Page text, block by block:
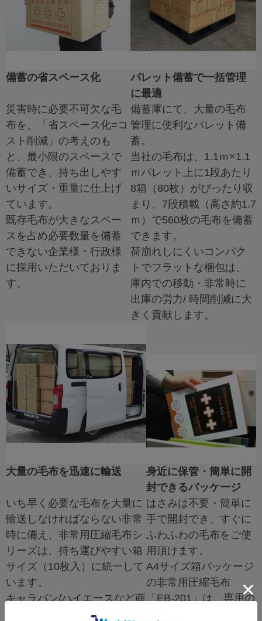
備蓄の省スペース化
パレット備蓄で一括管理
に最適
災害時に必要不可欠な毛
布を、「省スペース化=コ
スト削減」の考えのも
と、最小限のスペースで
備蓄でき、持ち出しやす
いサイズ・重量に仕上げ
ています。
既存毛布が大きなスペー
スを占め必要数量を備蓄
できない企業様・行政様
に採用いただいておりま
す。
備蓄庫にて、大量の毛布
管理に便利なパレット備
蓄。
当社の毛布は、1.1ｍ×1.1
ｍパレット上に1段あたり
8箱（80枚）がぴったり収
まり、7段積載（高さ約1.7
ｍ）で560枚の毛布を備蓄
できます。
荷崩れしにくいコンパク
トでフラットな梱包は、
庫内での移動・非常時に
出庫の労力/ 時間削減に大
きく貢献します。
大量の毛布を迅速に輸送
身近に保管・簡単に開
封できるパッケージ
いち早く必要な毛布を大量に
輸送しなければならない非常
時に備え、非常用圧縮毛布シ
リーズは、持ち運びやすい箱
サイズ（10枚入）に統一して
います。
キャラバン/ハイエースなど商
用車の荷台に、1000枚以上の
はさみは不要・簡単に
手で開封でき、すぐに
ふわふわの毛布をご使
用頂けます。
A4サイズ箱パッケージ
の非常用圧縮毛布
「EB-201」は、専用の